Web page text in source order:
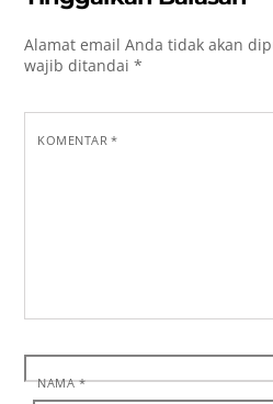
Alamat email Anda tidak akan
wajib ditandai*
KOMENTAR*
NAMA*